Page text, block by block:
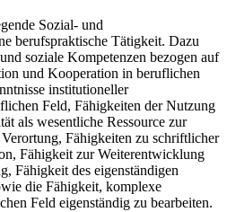
Sozial- und
berufspraktische Tätigkeit. Dazu
soziale Kompetenzen bezogen auf
und Kooperation in beruflichen
institutioneller
Feld, Fähigkeiten der Nutzung
als wesentliche Ressource zur
Fähigkeiten zu schriftlicher
Fähigkeit zur Weiterentwicklung
Fähigkeit des eigenständigen
die Fähigkeit, komplexe
Feld eigenständig zu bearbeiten.